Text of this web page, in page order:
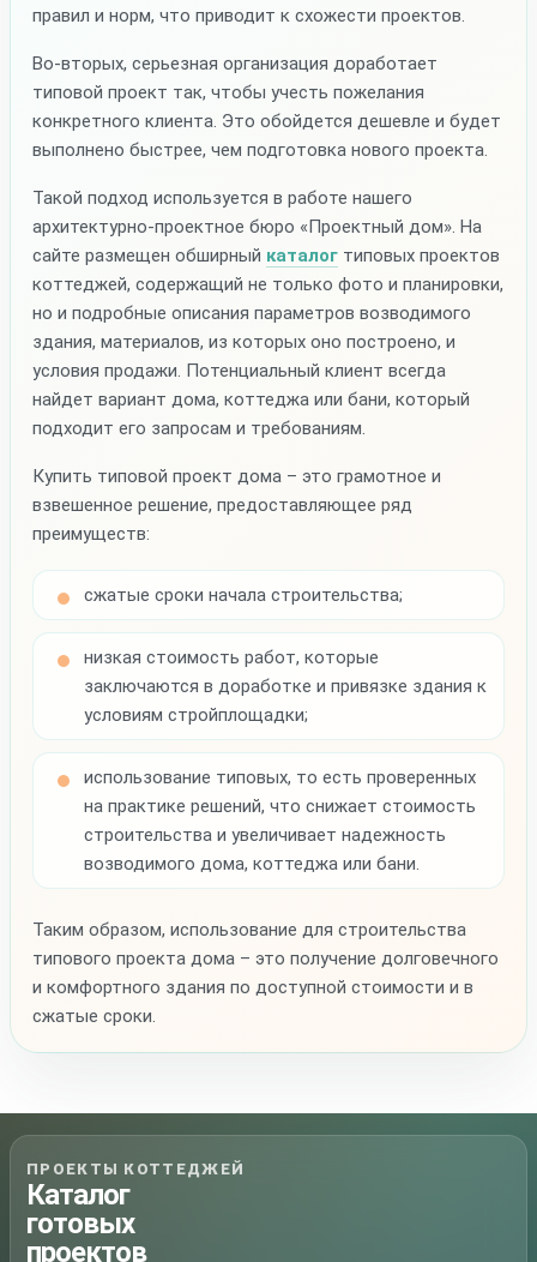
правил и норм, что приводит к схожести проектов.
Во-вторых, серьезная организация доработает
типовой проект так, чтобы учесть пожелания
конкретного клиента. Это обойдется дешевле и будет
выполнено быстрее, чем подготовка нового проекта.
Такой подход используется в работе нашего
архитектурно-проектное бюро «Проектный дом». На
сайте размещен обширный каталог типовых проектов
коттеджей, содержащий не только фото и планировки,
но и подробные описания параметров возводимого
здания, материалов, из которых оно построено, и
условия продажи. Потенциальный клиент всегда
найдет вариант дома, коттеджа или бани, который
подходит его запросам и требованиям.
Купить типовой проект дома – это грамотное и
взвешенное решение, предоставляющее ряд
преимуществ:
сжатые сроки начала строительства;
низкая стоимость работ, которые
заключаются в доработке и привязке здания к
условиям стройплощадки;
использование типовых, то есть проверенных
на практике решений, что снижает стоимость
строительства и увеличивает надежность
возводимого дома, коттеджа или бани.
Таким образом, использование для строительства
типового проекта дома – это получение долговечного
и комфортного здания по доступной стоимости и в
сжатые сроки.
ПРОЕКТЫ КОТТЕДЖЕЙ
Каталог
готовых
проектов